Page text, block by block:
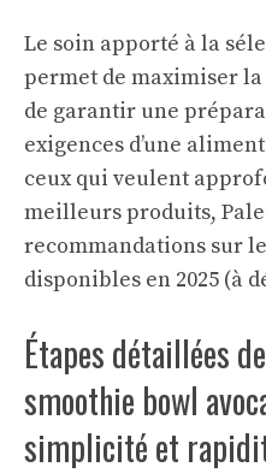
Le soin apporté à la
permet de maximiser
de garantir une
exigences d’une
ceux qui veulent
meilleurs produits,
recommandations sur
disponibles en 2025 (à
Étapes détaillées
smoothie bowl
simplicité et